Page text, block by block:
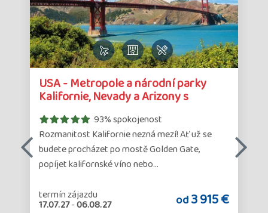
USA - Metropole a národní parky
Kalifornie, Nevady a Arizony s
93% spokojenost
Rozmanitost Kalifornie nezná mezí! Ať už se
budete procházet po mostě Golden Gate,
popíjet kalifornské víno nebo…
termín zájazdu
17.07.27-06.08.27 od3 915 €
Detail
zájazdu